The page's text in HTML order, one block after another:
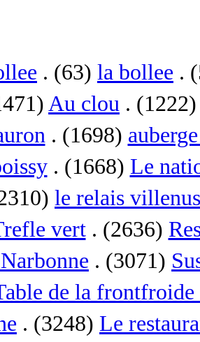
. (63) la bollee .
Au clou .
. (1698)
. (1668) Le
le relais villenus
vert. (2636)
. (3071)
de la frontfroide
. (3248) Le